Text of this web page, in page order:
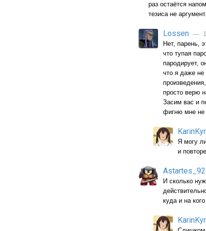
раз остаётся
тезиса не аргумент.
Lossen —
Нет, парень,
что тупая
пародирует,
что я даже не
просто верю
Засим вас и
фигню мне не
Я могу
и
Astartes_92
И сколько
куда и на